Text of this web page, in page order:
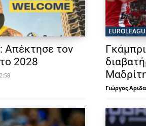
Απέκτησε τον
2028
Γιώργος